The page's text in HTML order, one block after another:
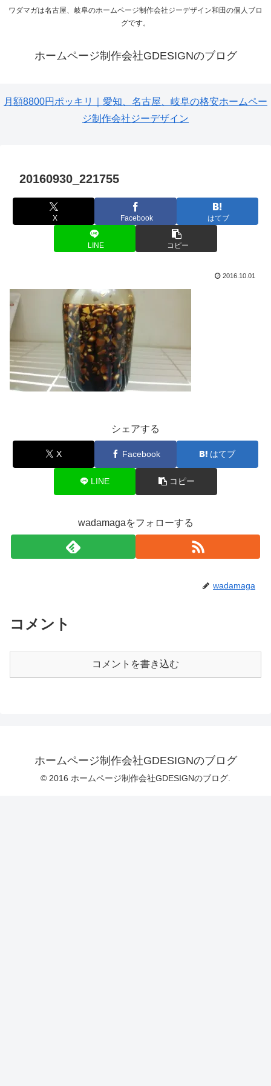
ワダマガは名古屋、岐阜のホームページ制作会社ジーデザイン和田の個人ブロ
グです。
ホームページ制作会社GDESIGNのブログ
月額8800円ポッキリ｜愛知、名古屋、岐阜の格安ホームペー
ジ制作会社ジーデザイン
20160930_221755
X Facebook はてブ
LINE コピー
2016.10.01
シェアする
X Facebook はてブ
LINE コピー
wadamagaをフォローする
wadamaga
コメント
コメントを書き込む
ホームページ制作会社GDESIGNのブログ
© 2016 ホームページ制作会社GDESIGNのブログ.